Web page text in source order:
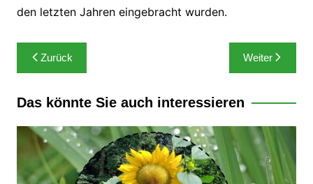
den letzten Jahren eingebracht wurden.
Beitragsnavigation
Zurück Weiter
Das könnte Sie auch interessieren